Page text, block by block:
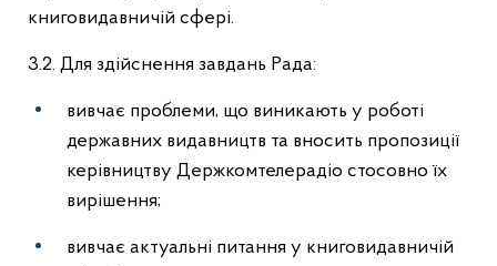
книговидавничій сфері.
3.2. Для здійснення завдань Рада:
вивчає проблеми, що виникають у роботі
державних видавництв та вносить пропозиції
керівництву Держкомтелерадіо стосовно їх
вирішення;
вивчає актуальні питання у книговидавничій